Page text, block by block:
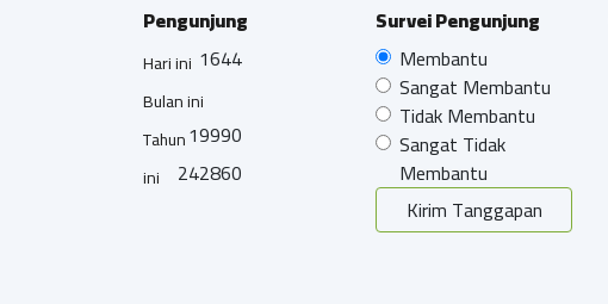
Pengunjung
Hari ini 1644
Bulan ini
19990
Tahun
ini
242860
Survei Pengunjung
Membantu
Sangat Membantu
Tidak Membantu
Sangat Tidak
Membantu
Kirim Tanggapan